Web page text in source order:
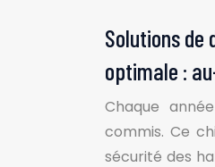
Solutions de
optimale :
Chaque
commis. Ce
sécurité des